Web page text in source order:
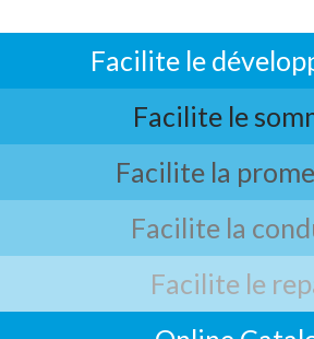
Facilite le
Facilite le
Facilite la
Facilite la
Facilite le